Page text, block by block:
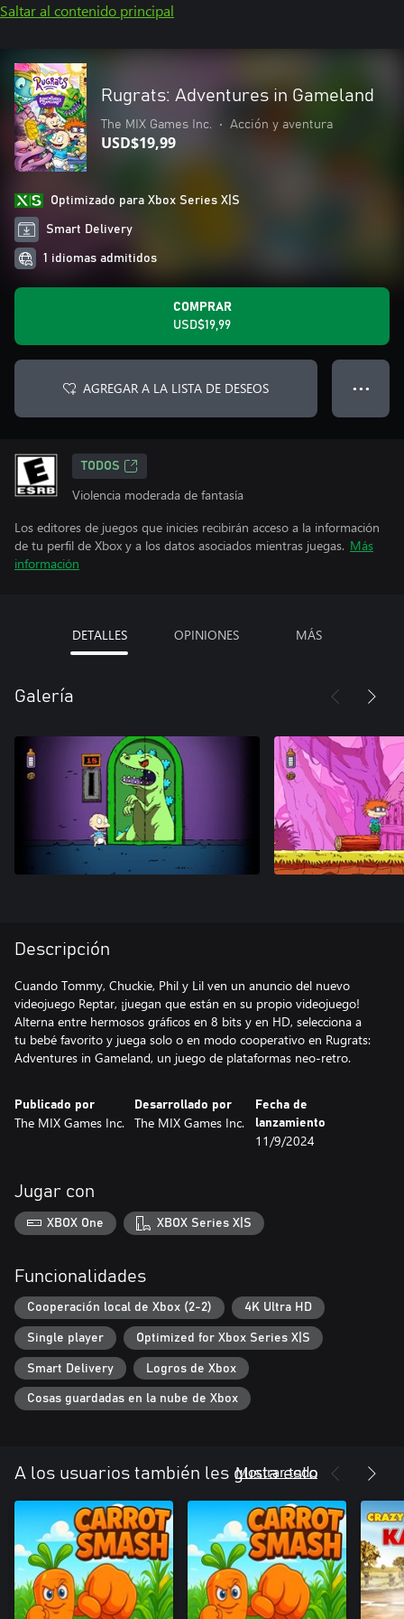
Saltar al contenido principal
Rugrats: Adventures in Gameland
The MIX Games Inc. • Acción y aventura
USD$19,99
Optimizado para Xbox Series X|S
Smart Delivery
1 idiomas admitidos
COMPRAR
USD$19,99
AGREGAR A LA LISTA DE DESEOS ● ● ●
TODOS
Violencia moderada de fantasía
Los editores de juegos que inicies recibirán acceso a la información
de tu perfil de Xbox y a los datos asociados mientras juegas. Más
información
DETALLES OPINIONES MÁS
Galería
Descripción
Cuando Tommy, Chuckie, Phil y Lil ven un anuncio del nuevo
videojuego Reptar, ¡juegan que están en su propio videojuego!
Alterna entre hermosos gráficos en 8 bits y en HD, selecciona a
tu bebé favorito y juega solo o en modo cooperativo en Rugrats:
Adventures in Gameland, un juego de plataformas neo-retro.
Publicado por
The MIX Games Inc.
Desarrollado por
The MIX Games Inc.
Fecha de
lanzamiento
11/9/2024
Jugar con
XBOX One XBOX Series X|S
Funcionalidades
Cooperación local de Xbox (2-2) 4K Ultra HD
Single player Optimized for Xbox Series X|S
Smart Delivery Logros de Xbox
Cosas guardadas en la nube de Xbox
A los usuarios también les gusta esto
Mostrar todo